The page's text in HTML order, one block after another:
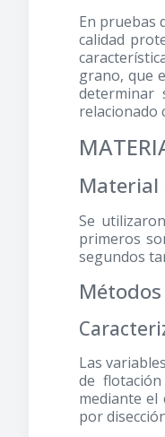
En pruebas
calidad
grano, que
determinar
relacionado
Material
Se
primeros
segundos
Métodos
Las
de
mediante el
por